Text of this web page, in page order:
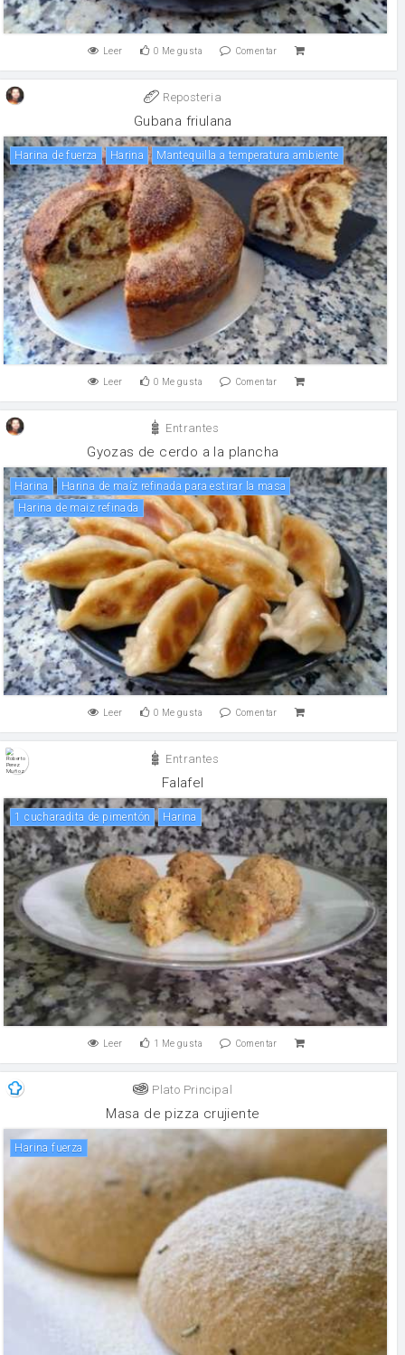
Leer 0 Me gusta Comentar
Reposteria
Gubana friulana
harina de fuerza harina Mantequilla a temperatura ambiente
Leer 0 Me gusta Comentar
Entrantes
Gyozas de cerdo a la plancha
harina
Harina de maíz refinada para estirar la masa
Harina de maiz refinada
Leer 0 Me gusta Comentar
Entrantes
Falafel
1 cucharadita de pimentón harina
Leer 1 Me gusta Comentar
Plato Principal
Masa de pizza crujiente
harina fuerza